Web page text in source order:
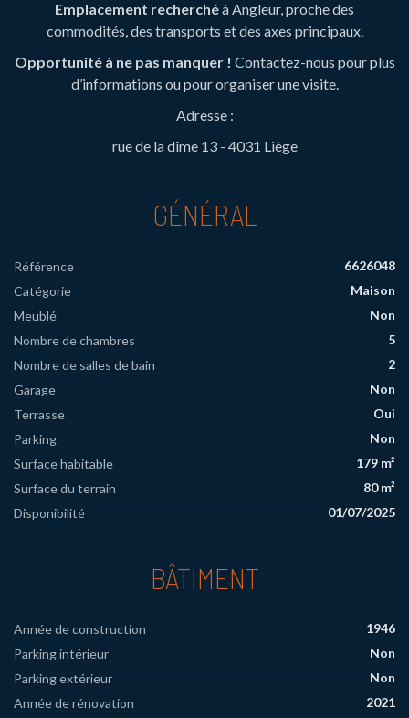
Emplacement recherchéà Angleur, proche des
commodités, des transports et des axes principaux.
Opportunité à ne pas manquer ! Contactez-nous pour plus
d’informations ou pour organiser une visite.
Adresse :
rue de la dîme 13 - 4031 Liège
GÉNÉRAL
Référence
6626048
Catégorie
Maison
Meublé
Non
Nombre de chambres
5
Nombre de salles de bain
2
Garage
Non
Terrasse
Oui
Parking
Non
Surface habitable
179 m²
Surface du terrain
80 m²
Disponibilité
01/07/2025
BÂTIMENT
Année de construction
1946
Parking intérieur
Non
Parking extérieur
Non
Année de rénovation
2021